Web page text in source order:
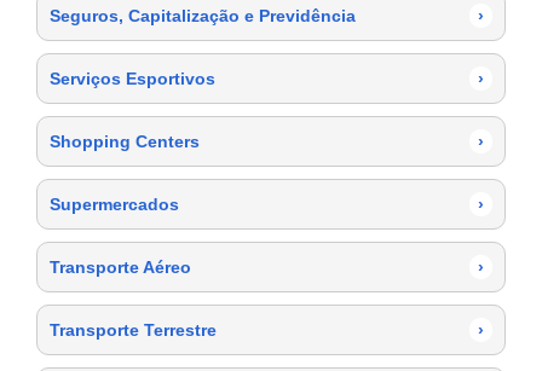
Seguros, Capitalização e Previdência ›
Serviços Esportivos ›
Shopping Centers ›
Supermercados ›
Transporte Aéreo ›
Transporte Terrestre ›